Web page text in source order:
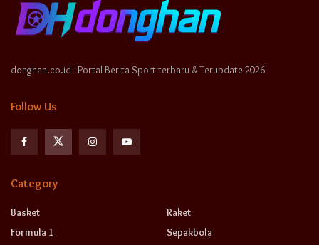
donghan.co.id - Portal Berita Sport terbaru & Terupdate 2026
Follow Us
Category
Basket
Formula 1
Raket
Sepakbola